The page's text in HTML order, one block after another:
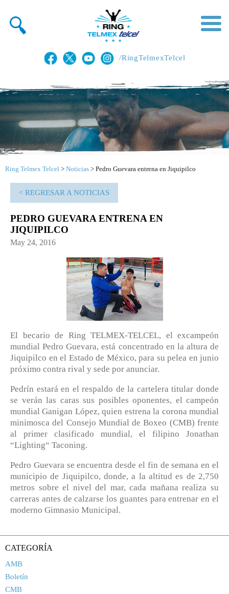
/RingTelmexTelcel
Ring Telmex Telcel > Noticias > Pedro Guevara entrena en Jiquipilco
< REGRESAR A NOTICIAS
PEDRO GUEVARA ENTRENA EN
JIQUIPILCO
May 24, 2016
El becario de Ring TELMEX-TELCEL, el excampeón
mundial Pedro Guevara, está concentrado en la altura de
Jiquipilco en el Estado de México, para su pelea en junio
próximo contra rival y sede por anunciar.
Pedrín estará en el respaldo de la cartelera titular donde
se verán las caras sus posibles oponentes, el campeón
mundial Ganigan López, quien estrena la corona mundial
minimosca del Consejo Mundial de Boxeo (CMB) frente
al primer clasificado mundial, el filipino Jonathan
“Lighting“ Taconing.
Pedro Guevara se encuentra desde el fin de semana en el
municipio de Jiquipilco, donde, a la altitud es de 2,750
metros sobre el nivel del mar, cada mañana realiza su
carreras antes de calzarse los guantes para entrenar en el
moderno Gimnasio Municipal.
CATEGORÍA
AMB
Boletín
CMB